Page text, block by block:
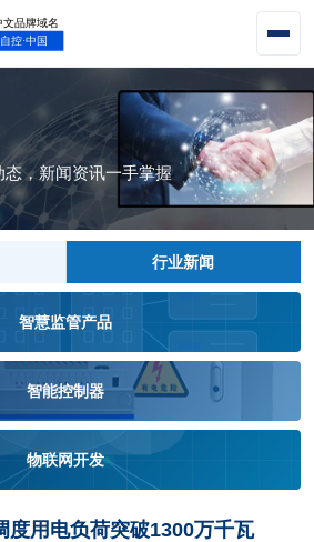
，新闻资讯一手掌握
行业新闻
智慧监管产品
智能控制器
物联网开发
度用电负荷突破1300万千瓦